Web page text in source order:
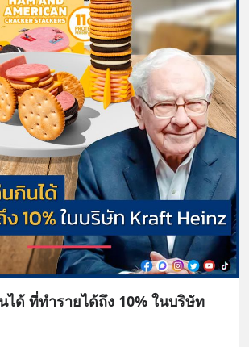
ได้ ที่ทำรายได้ถึง 10% ในบริษัท